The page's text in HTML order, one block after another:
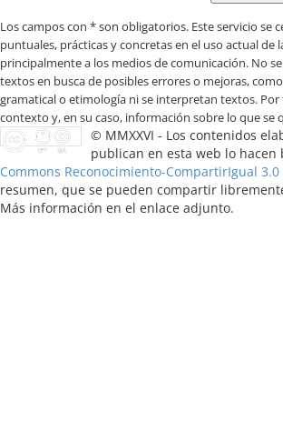
Los campos con * son obligatorios
© MMXXVI - Los contenidos
publican en esta web lo hacen
Commons Reconocimiento-CompartirIgual
resumen, que se pueden compartir
Más información en el enlace adjunto.